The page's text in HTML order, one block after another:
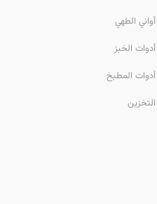
أواني الطهي
أدوات الخبز
أدوات المطبخ
التخزين